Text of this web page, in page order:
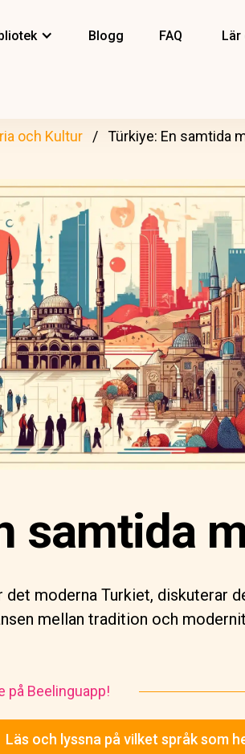
Blogg FAQ Lär
och Kultur Türkiye: En samtida
samtida
moderna Turkiet, diskuterar
mellan tradition och
på Beelinguapp!
Läs och lyssna på vilket språk som